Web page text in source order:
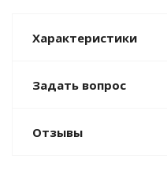
Характеристики
Задать вопрос
Отзывы